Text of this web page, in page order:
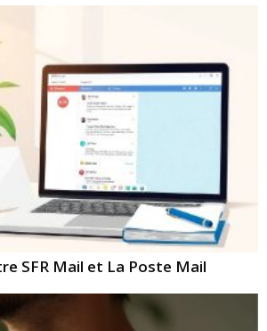
SFR Mail et La Poste Mail